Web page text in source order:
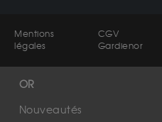
Mentions
légales
CGV
Gardienor
OR
Nouveautés